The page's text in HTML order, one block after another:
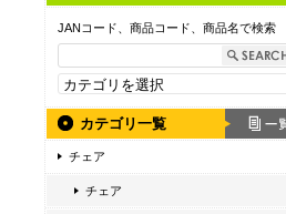
JANコード、商品コード、商品名で検索
カテゴリ一覧
チェア
チェア